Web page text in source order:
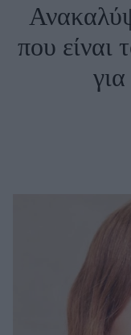
Fashion
Shopping
Beauty -
Well being
που είναι